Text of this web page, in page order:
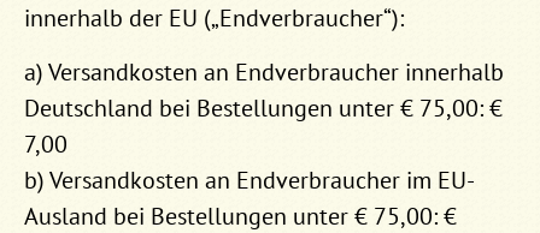
innerhalb der EU („Endverbraucher“):
a) Versandkosten an Endverbraucher innerhalb
Deutschland bei Bestellungen unter € 75,00: €
7,00
b) Versandkosten an Endverbraucher im EU-
Ausland bei Bestellungen unter € 75,00: €